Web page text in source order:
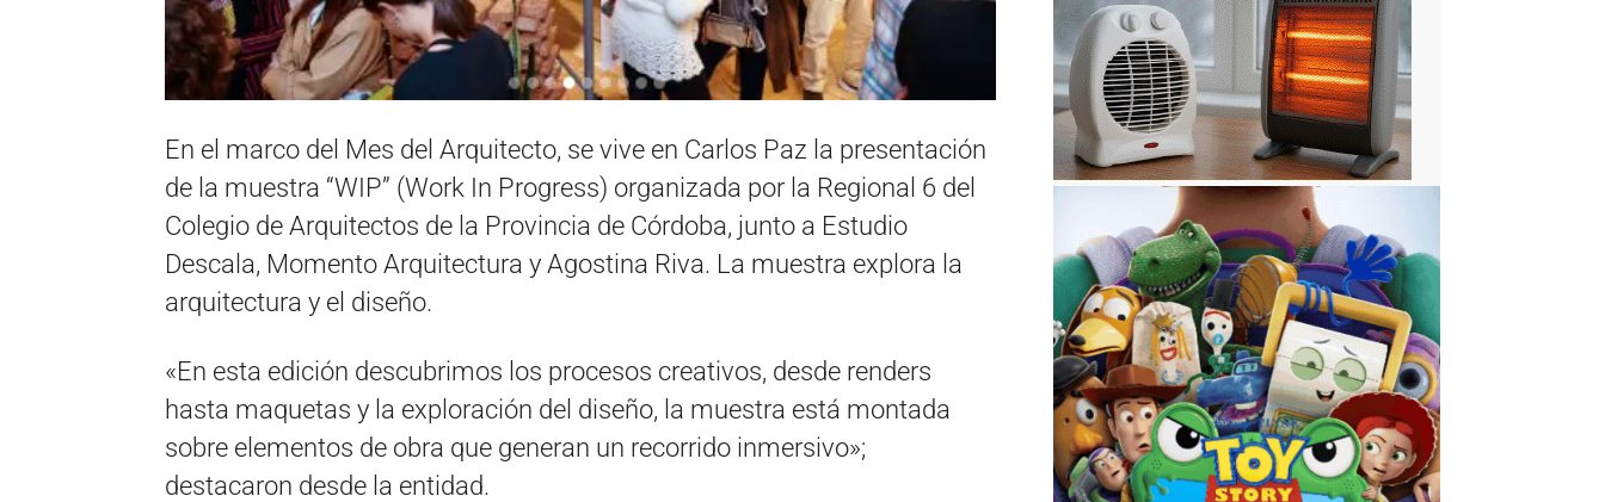
En el marco del Mes del Arquitecto, se vive en Carlos Paz la presentación
de la muestra “WIP” (Work In Progress) organizada por la Regional 6 del
Colegio de Arquitectos de la Provincia de Córdoba, junto a Estudio
Descala, Momento Arquitectura y Agostina Riva. La muestra explora la
arquitectura y el diseño.
«En esta edición descubrimos los procesos creativos, desde renders
hasta maquetas y la exploración del diseño, la muestra está montada
sobre elementos de obra que generan un recorrido inmersivo»;
destacaron desde la entidad.